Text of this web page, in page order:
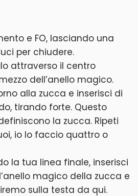
e FO, lasciando una
per chiudere.
attraverso il centro
dell’anello magico.
alla zucca e inserisci di
tirando forte. Questo
la zucca. Ripeti
io lo faccio quattro o
la tua linea finale, inserisci
magico della zucca e
sulla testa da qui.